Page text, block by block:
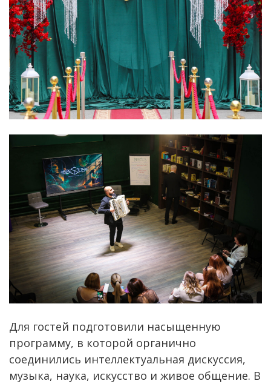
Для гостей подготовили насыщенную
программу, в которой органично
соединились интеллектуальная дискуссия,
музыка, наука, искусство и живое общение. В